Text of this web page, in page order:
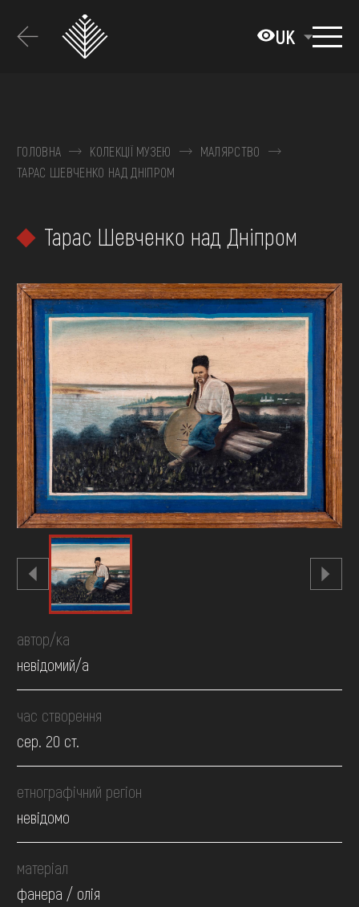
основного
UK
КОЛЕКЦІЇ
ВИСТАВКИ ТА ПОДІЇ
ВІДВІДАТИ
НАВЧИТИСЯ
ПОСЛУГИ
FAQ
ОНЛАЙН-КРАМНИЦЯ
ПІДТРИМАТИ
ГОЛОВНА КОЛЕКЦІЇ МУЗЕЮ
МАЛЯРСТВО
ТАРАС ШЕВЧЕНКО НАД ДНІПРОМ
Тарас Шевченко над Дніпром
автор/ка
невідомий/а
час створення
сер. 20 ст.
етнографічний регіон
невідомо
матеріал
фанера / олія